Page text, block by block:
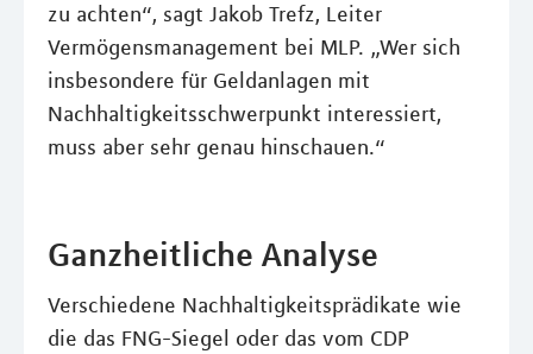
zu achten“, sagt Jakob Trefz, Leiter
Vermögensmanagement bei MLP. „Wer sich
insbesondere für Geldanlagen mit
Nachhaltigkeitsschwerpunkt interessiert,
muss aber sehr genau hinschauen.“
Ganzheitliche Analyse
Verschiedene Nachhaltigkeitsprädikate wie
die das FNG-Siegel oder das vom CDP